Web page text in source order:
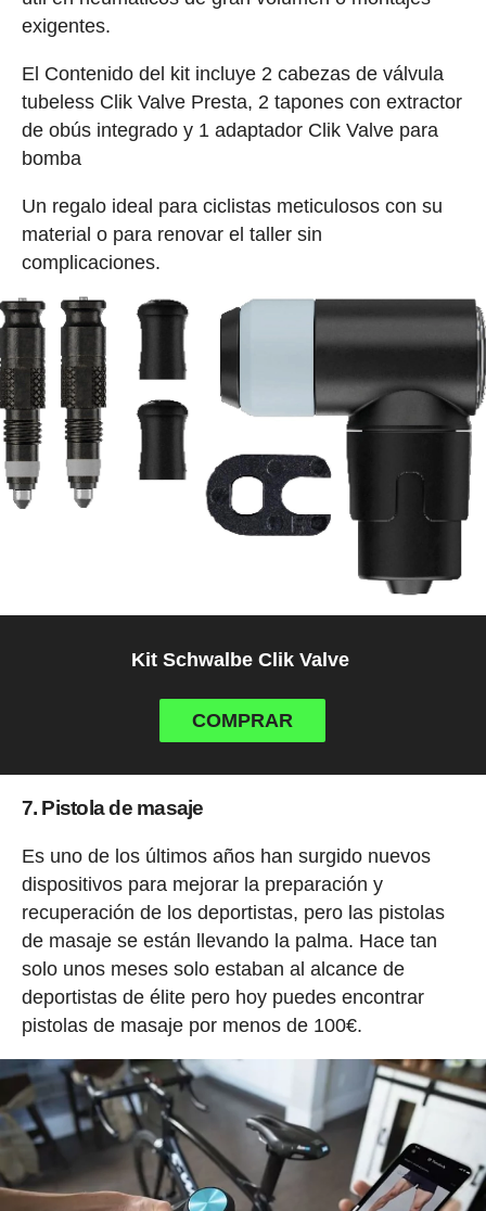
exigentes.
El Contenido del kit incluye 2 cabezas de válvula
tubeless Clik Valve Presta, 2 tapones con extractor
de obús integrado y 1 adaptador Clik Valve para
bomba
Un regalo ideal para ciclistas meticulosos con su
material o para renovar el taller sin
complicaciones.
Kit Schwalbe Clik Valve
COMPRAR
7. Pistola de masaje
Es uno de los últimos años han surgido nuevos
dispositivos para mejorar la preparación y
recuperación de los deportistas, pero las pistolas
de masaje se están llevando la palma. Hace tan
solo unos meses solo estaban al alcance de
deportistas de élite pero hoy puedes encontrar
pistolas de masaje por menos de 100€.